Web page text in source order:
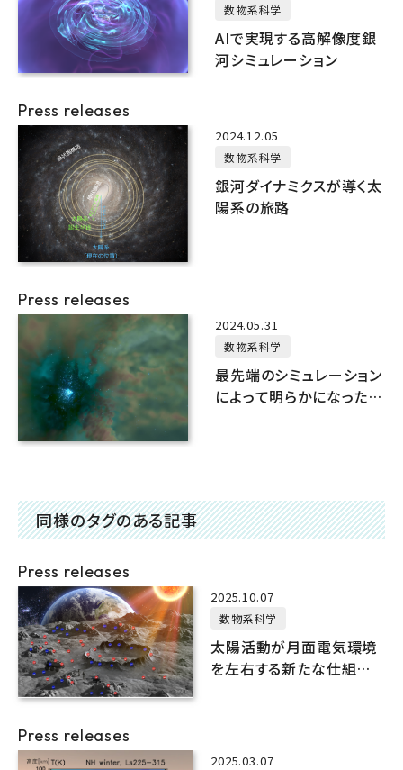
数物系科学
AIで実現する高解像度銀
河シミュレーション
Press releases
2024.12.05
数物系科学
銀河ダイナミクスが導く太
陽系の旅路
Press releases
2024.05.31
数物系科学
最先端のシミュレーション
によって明らかになった中
同様のタグのある記事
Press releases
2025.10.07
数物系科学
太陽活動が月面電気環境
を左右する新たな仕組み
Press releases
2025.03.07